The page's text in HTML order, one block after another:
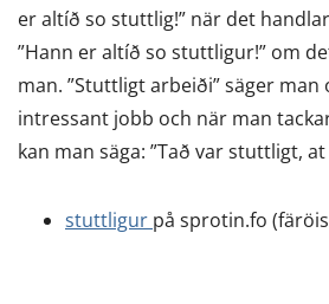
er altíð so stuttlig!” när det
”Hann er altíð so stuttligur!” om
man. ”Stuttligt arbeiði” säger
intressant jobb och när man
kan man säga: ”Tað var stuttligt,
stuttligur på sprotin.fo